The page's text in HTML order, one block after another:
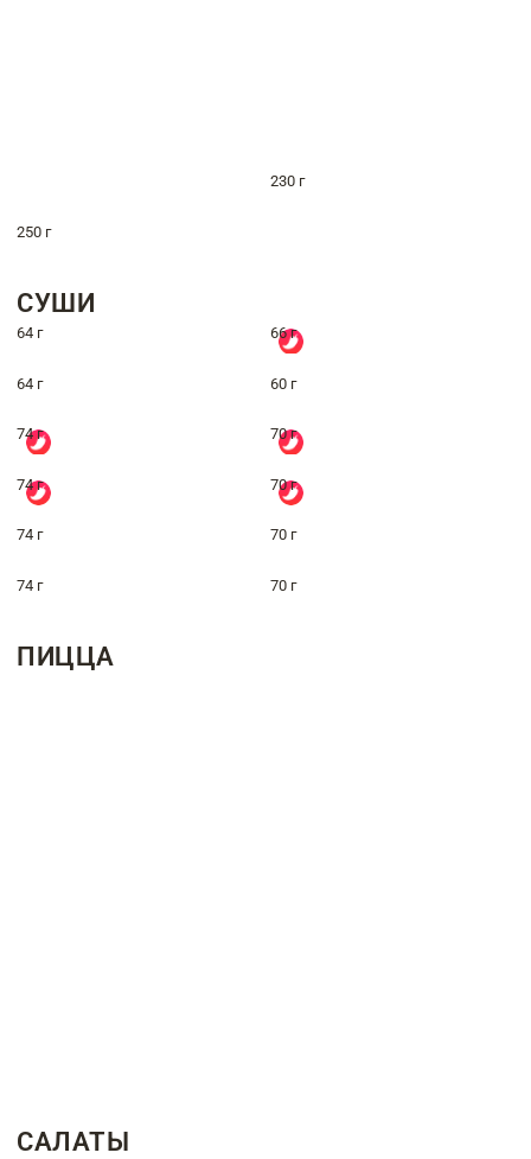
230 г
250 г
СУШИ
64 г 66 г
64 г 60 г
74 г 70 г
74 г 70 г
74 г 70 г
74 г 70 г
ПИЦЦА
САЛАТЫ